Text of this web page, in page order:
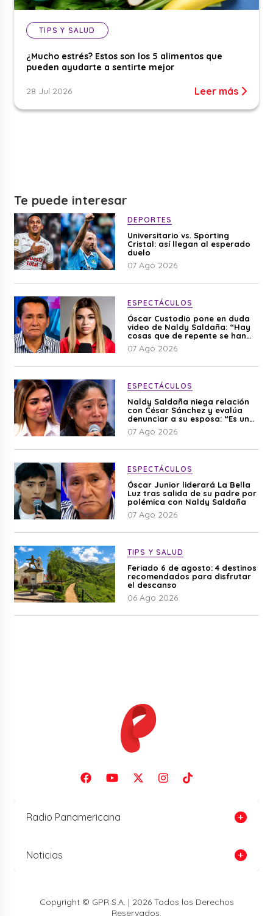
TIPS Y SALUD
¿Mucho estrés? Estos son los 5 alimentos que
pueden ayudarte a sentirte mejor
28 Jul 2026 Leer más
Te puede interesar
DEPORTES
Universitario vs. Sporting
Cristal: así llegan al esperado
duelo
07 Ago 2026
ESPECTÁCULOS
Óscar Custodio pone en duda
video de Naldy Saldaña: “Hay
cosas que de repente se han
editado”
07 Ago 2026
ESPECTÁCULOS
Naldy Saldaña niega relación
con César Sánchez y evalúa
denunciar a su esposa: “Es una
difamación”
07 Ago 2026
ESPECTÁCULOS
Óscar Junior liderará La Bella
Luz tras salida de su padre por
polémica con Naldy Saldaña
07 Ago 2026
TIPS Y SALUD
Feriado 6 de agosto: 4 destinos
recomendados para disfrutar
el descanso
06 Ago 2026
Radio Panamericana
Noticias
Copyright © GPR S.A. | 2026 Todos los Derechos
Reservados.